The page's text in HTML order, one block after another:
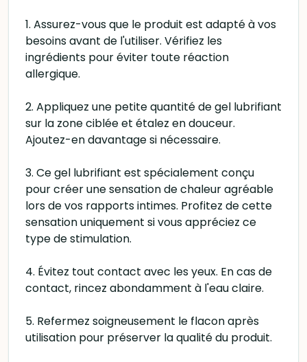
1. Assurez-vous que le produit est adapté à vos
besoins avant de l'utiliser. Vérifiez les
ingrédients pour éviter toute réaction
allergique.
2. Appliquez une petite quantité de gel lubrifiant
sur la zone ciblée et étalez en douceur.
Ajoutez-en davantage si nécessaire.
3. Ce gel lubrifiant est spécialement conçu
pour créer une sensation de chaleur agréable
lors de vos rapports intimes. Profitez de cette
sensation uniquement si vous appréciez ce
type de stimulation.
4. Évitez tout contact avec les yeux. En cas de
contact, rincez abondamment à l'eau claire.
5. Refermez soigneusement le flacon après
utilisation pour préserver la qualité du produit.